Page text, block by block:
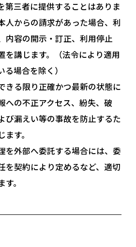
第三者に提供することはありま
人からの請求があった場合、利
内容の開示・訂正、利用停止
を講じます。（法令により適用
場合を除く）
きる限り正確かつ最新の状態に
への不正アクセス、紛失、破
び漏えい等の事故を防止するた
す。
を外部へ委託する場合には、委
を契約により定めるなど、適切
。